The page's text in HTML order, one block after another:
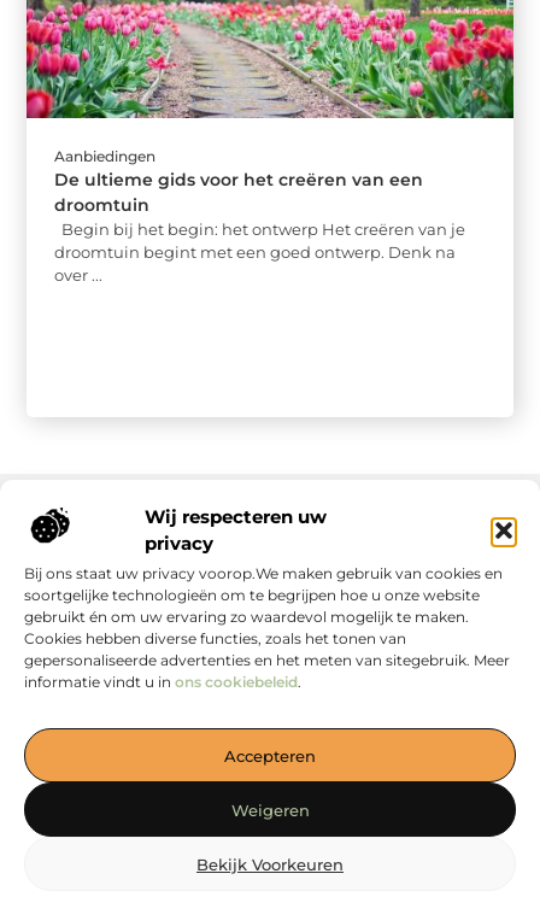
Wij respecteren uw
privacy
Bij ons staat uw privacy voorop.We maken gebruik van cookies en
soortgelijke technologieën om te begrijpen hoe u onze website
gebruikt én om uw ervaring zo waardevol mogelijk te maken.
Cookies hebben diverse functies, zoals het tonen van
gepersonaliseerde advertenties en het meten van sitegebruik. Meer
informatie vindt u in ons cookiebeleid.
Accepteren
Weigeren
Bekijk Voorkeuren
Aanbiedingen
De ultieme gids voor het creëren van een
droomtuin
Begin bij het begin: het ontwerp Het creëren van je
droomtuin begint met een goed ontwerp. Denk na
over ...
— Duik in boeiende verhalen, handige tips en waardevolle
ontdekkingsreis vandaag op loewiese.nl!
Onze informatie